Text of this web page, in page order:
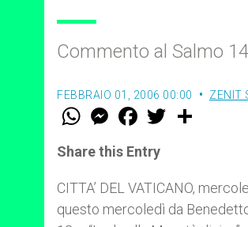
Commento al Salmo
FEBBRAIO 01, 2006 00:00 ZENIT
W
t
s
p
p
M
e
s
e
g
e
r
F
a
e
b
o
k
w
r
Share this Entry
CITTA’ DEL VATICANO,
questo mercoledì da